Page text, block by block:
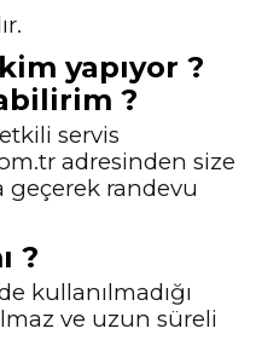
yapıyor ?
?
servis
adresinden size
geçerek randevu
?
kullanılmadığı
ve uzun süreli